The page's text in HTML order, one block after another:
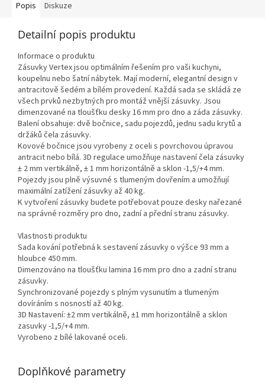
Popis Diskuze
Detailní popis produktu
Informace o produktu
Zásuvky Vertex jsou optimálním řešením pro vaši kuchyni,
koupelnu nebo šatní nábytek. Mají moderní, elegantní design v
antracitově šedém a bílém provedení. Každá sada se skládá ze
všech prvků nezbytných pro montáž vnější zásuvky. Jsou
dimenzované na tloušťku desky 16 mm pro dno a záda zásuvky.
Balení obsahuje: dvě bočnice, sadu pojezdů, jednu sadu krytů a
držáků čela zásuvky.
Kovové bočnice jsou vyrobeny z oceli s povrchovou úpravou
antracit nebo bílá. 3D regulace umožňuje nastavení čela zásuvky
± 2 mm vertikálně, ± 1 mm horizontálně a sklon -1,5/+4 mm.
Pojezdy jsou plně výsuvné s tlumeným dovřením a umožňují
maximální zatížení zásuvky až 40 kg.
K vytvoření zásuvky budete potřebovat pouze desky nařezané
na správné rozměry pro dno, zadní a přední stranu zásuvky.
Vlastnosti produktu
Sada kování potřebná k sestavení zásuvky o výšce 93 mm a
hloubce 450 mm.
Dimenzováno na tloušťku lamina 16 mm pro dno a zadní stranu
zásuvky.
Synchronizované pojezdy s plným vysunutím a tlumeným
dovíráním s nosností až 40 kg.
3D Nastavení: ±2 mm vertikálně, ±1 mm horizontálně a sklon
zasuvky -1,5/+4 mm.
Vyrobeno z bílé lakované oceli.
Doplňkové parametry